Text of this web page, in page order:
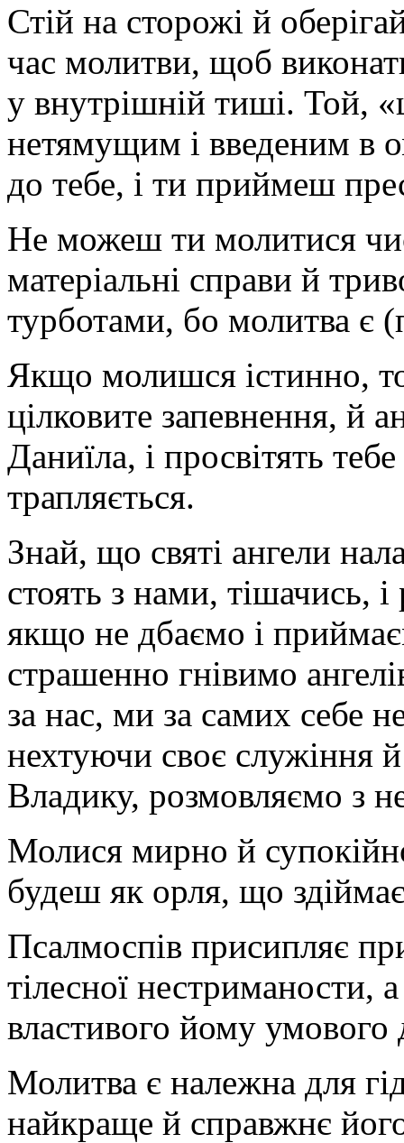
Стій на сторожі й
час молитви, щоб
у внутрішній тиші. Той,
нетямущим і введеним в
до тебе, і ти приймеш
Не можеш ти молитися
матеріальні справи й
турботами, бо молитва є
Якщо молишся істинно,
цілковите запевнення, й
Даниїла, і просвітять
трапляється.
Знай, що святі ангели
стоять з нами, тішачись,
якщо не дбаємо і
страшенно гнівимо
за нас, ми за самих себе
нехтуючи своє служіння
Владику, розмовляємо з
Молися мирно й
будеш як орля, що
Псалмоспів присипляє
тілесної нестриманости,
властивого йому умового
Молитва є належна для
найкраще й справжнє